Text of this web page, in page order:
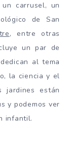
carrusel, un
de San
, entre otras
un par de
al tema
la ciencia y el
jardines están
y podemos ver
infantil.